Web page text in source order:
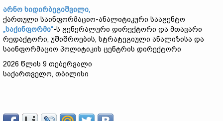
არნო ხიდირბეგიშვილი,
ქართული საინფორმაციო-ანალიტიკური სააგენტო
„საქინფორმი“-ს გენერალური დირექტორი და მთავარი
რედაქტორი, უშიშროების, სტრატეგიული ანალიზისა და
საინფორმაციო პოლიტიკის ცენტრის დირექტორი
2026 წლის 9 თებერვალი
საქართველო, თბილისი